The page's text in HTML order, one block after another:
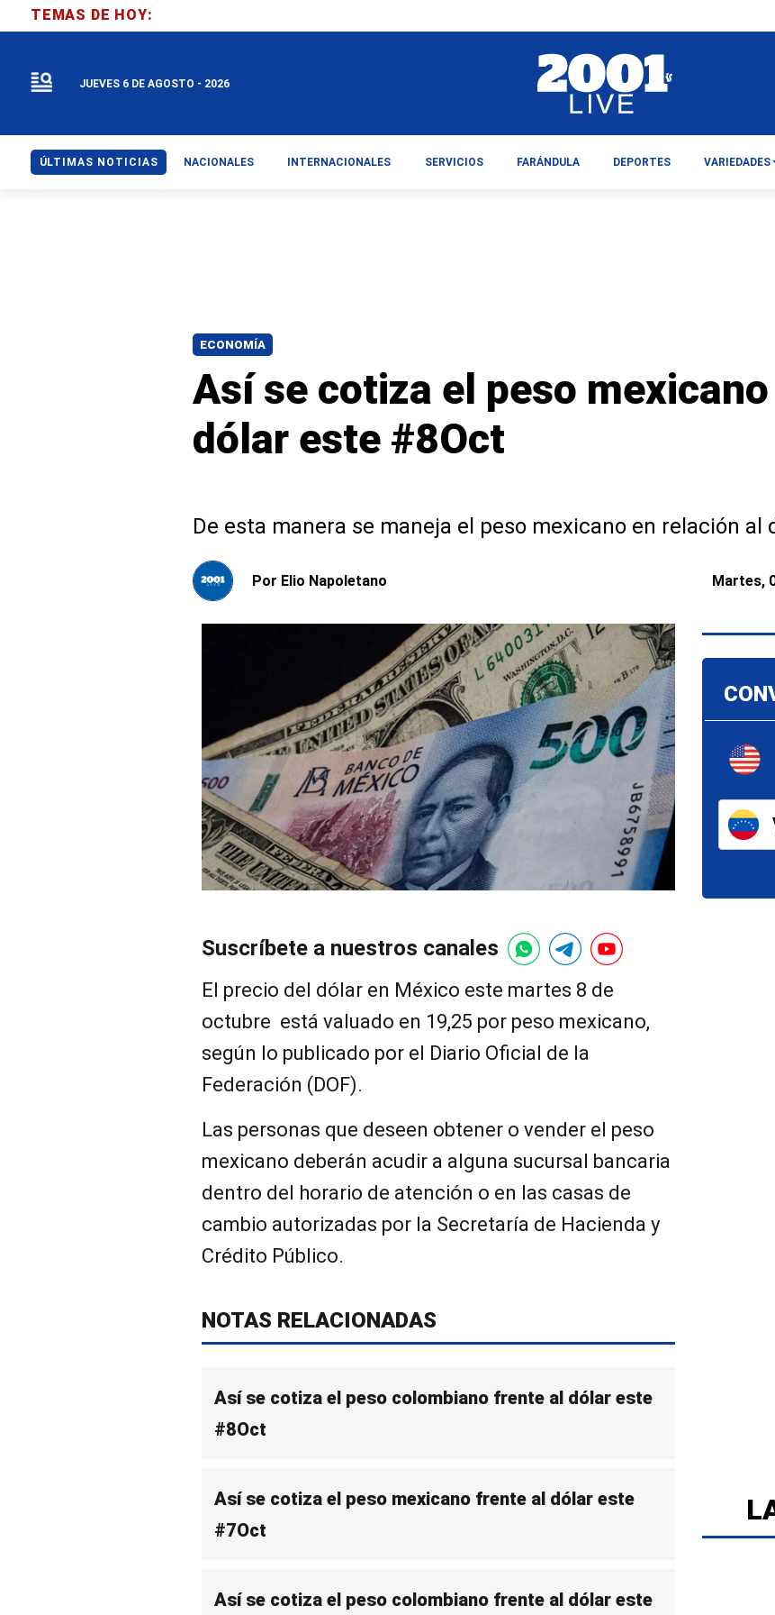
ECONOMÍA
Así se cotiza el peso
dólar este #8Oct
De esta manera se maneja el peso mexicano en relación al
Por Elio Napoletano Martes,
Suscríbete a nuestros canales
El precio del dólar en México este martes 8 de
octubre está valuado en 19,25 por peso mexicano,
según lo publicado por el Diario Oficial de la
Federación (DOF).
Las personas que deseen obtener o vender el peso
mexicano deberán acudir a alguna sucursal bancaria
dentro del horario de atención o en las casas de
cambio autorizadas por la Secretaría de Hacienda y
Crédito Público.
NOTAS RELACIONADAS
Así se cotiza el peso colombiano frente al dólar este
#8Oct
Así se cotiza el peso mexicano frente al dólar este
#7Oct
Así se cotiza el peso colombiano frente al dólar este
TEMAS DE HOY:
JUEVES 6 DE AGOSTO - 2026
ÚLTIMAS NOTICIAS NACIONALES INTERNACIONALES SERVICIOS FARÁNDULA DEPORTES VARIEDADES